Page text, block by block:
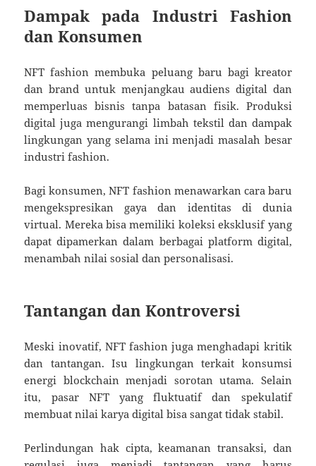
Dampak pada Industri Fashion
dan Konsumen
NFT fashion membuka peluang baru bagi kreator
dan brand untuk menjangkau audiens digital dan
memperluas bisnis tanpa batasan fisik. Produksi
digital juga mengurangi limbah tekstil dan dampak
lingkungan yang selama ini menjadi masalah besar
industri fashion.
Bagi konsumen, NFT fashion menawarkan cara baru
mengekspresikan gaya dan identitas di dunia
virtual. Mereka bisa memiliki koleksi eksklusif yang
dapat dipamerkan dalam berbagai platform digital,
menambah nilai sosial dan personalisasi.
Tantangan dan Kontroversi
Meski inovatif, NFT fashion juga menghadapi kritik
dan tantangan. Isu lingkungan terkait konsumsi
energi blockchain menjadi sorotan utama. Selain
itu, pasar NFT yang fluktuatif dan spekulatif
membuat nilai karya digital bisa sangat tidak stabil.
Perlindungan hak cipta, keamanan transaksi, dan